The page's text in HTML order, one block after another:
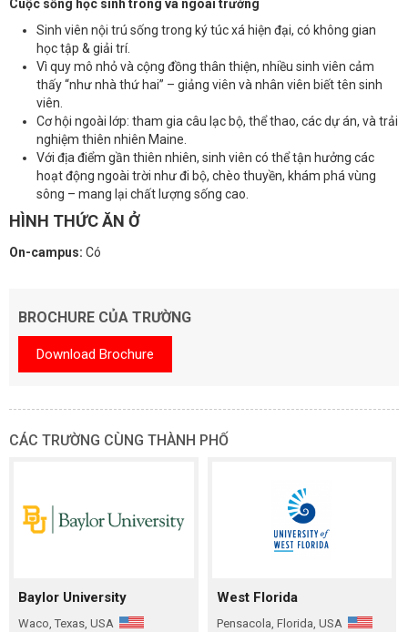
Cuộc sống học sinh trong và ngoài trường
Sinh viên nội trú sống trong ký túc xá hiện đại, có không gian
học tập & giải trí.
Vì quy mô nhỏ và cộng đồng thân thiện, nhiều sinh viên cảm
thấy “như nhà thứ hai” – giảng viên và nhân viên biết tên sinh
viên.
Cơ hội ngoài lớp: tham gia câu lạc bộ, thể thao, các dự án, và trải
nghiệm thiên nhiên Maine.
Với địa điểm gần thiên nhiên, sinh viên có thể tận hưởng các
hoạt động ngoài trời như đi bộ, chèo thuyền, khám phá vùng
sông – mang lại chất lượng sống cao.
HÌNH THỨC ĂN Ở
On-campus: Có
BROCHURE CỦA TRƯỜNG
Download Brochure
CÁC TRƯỜNG CÙNG THÀNH PHỐ
Baylor University
Waco, Texas, USA
West Florida
Pensacola, Florida, USA